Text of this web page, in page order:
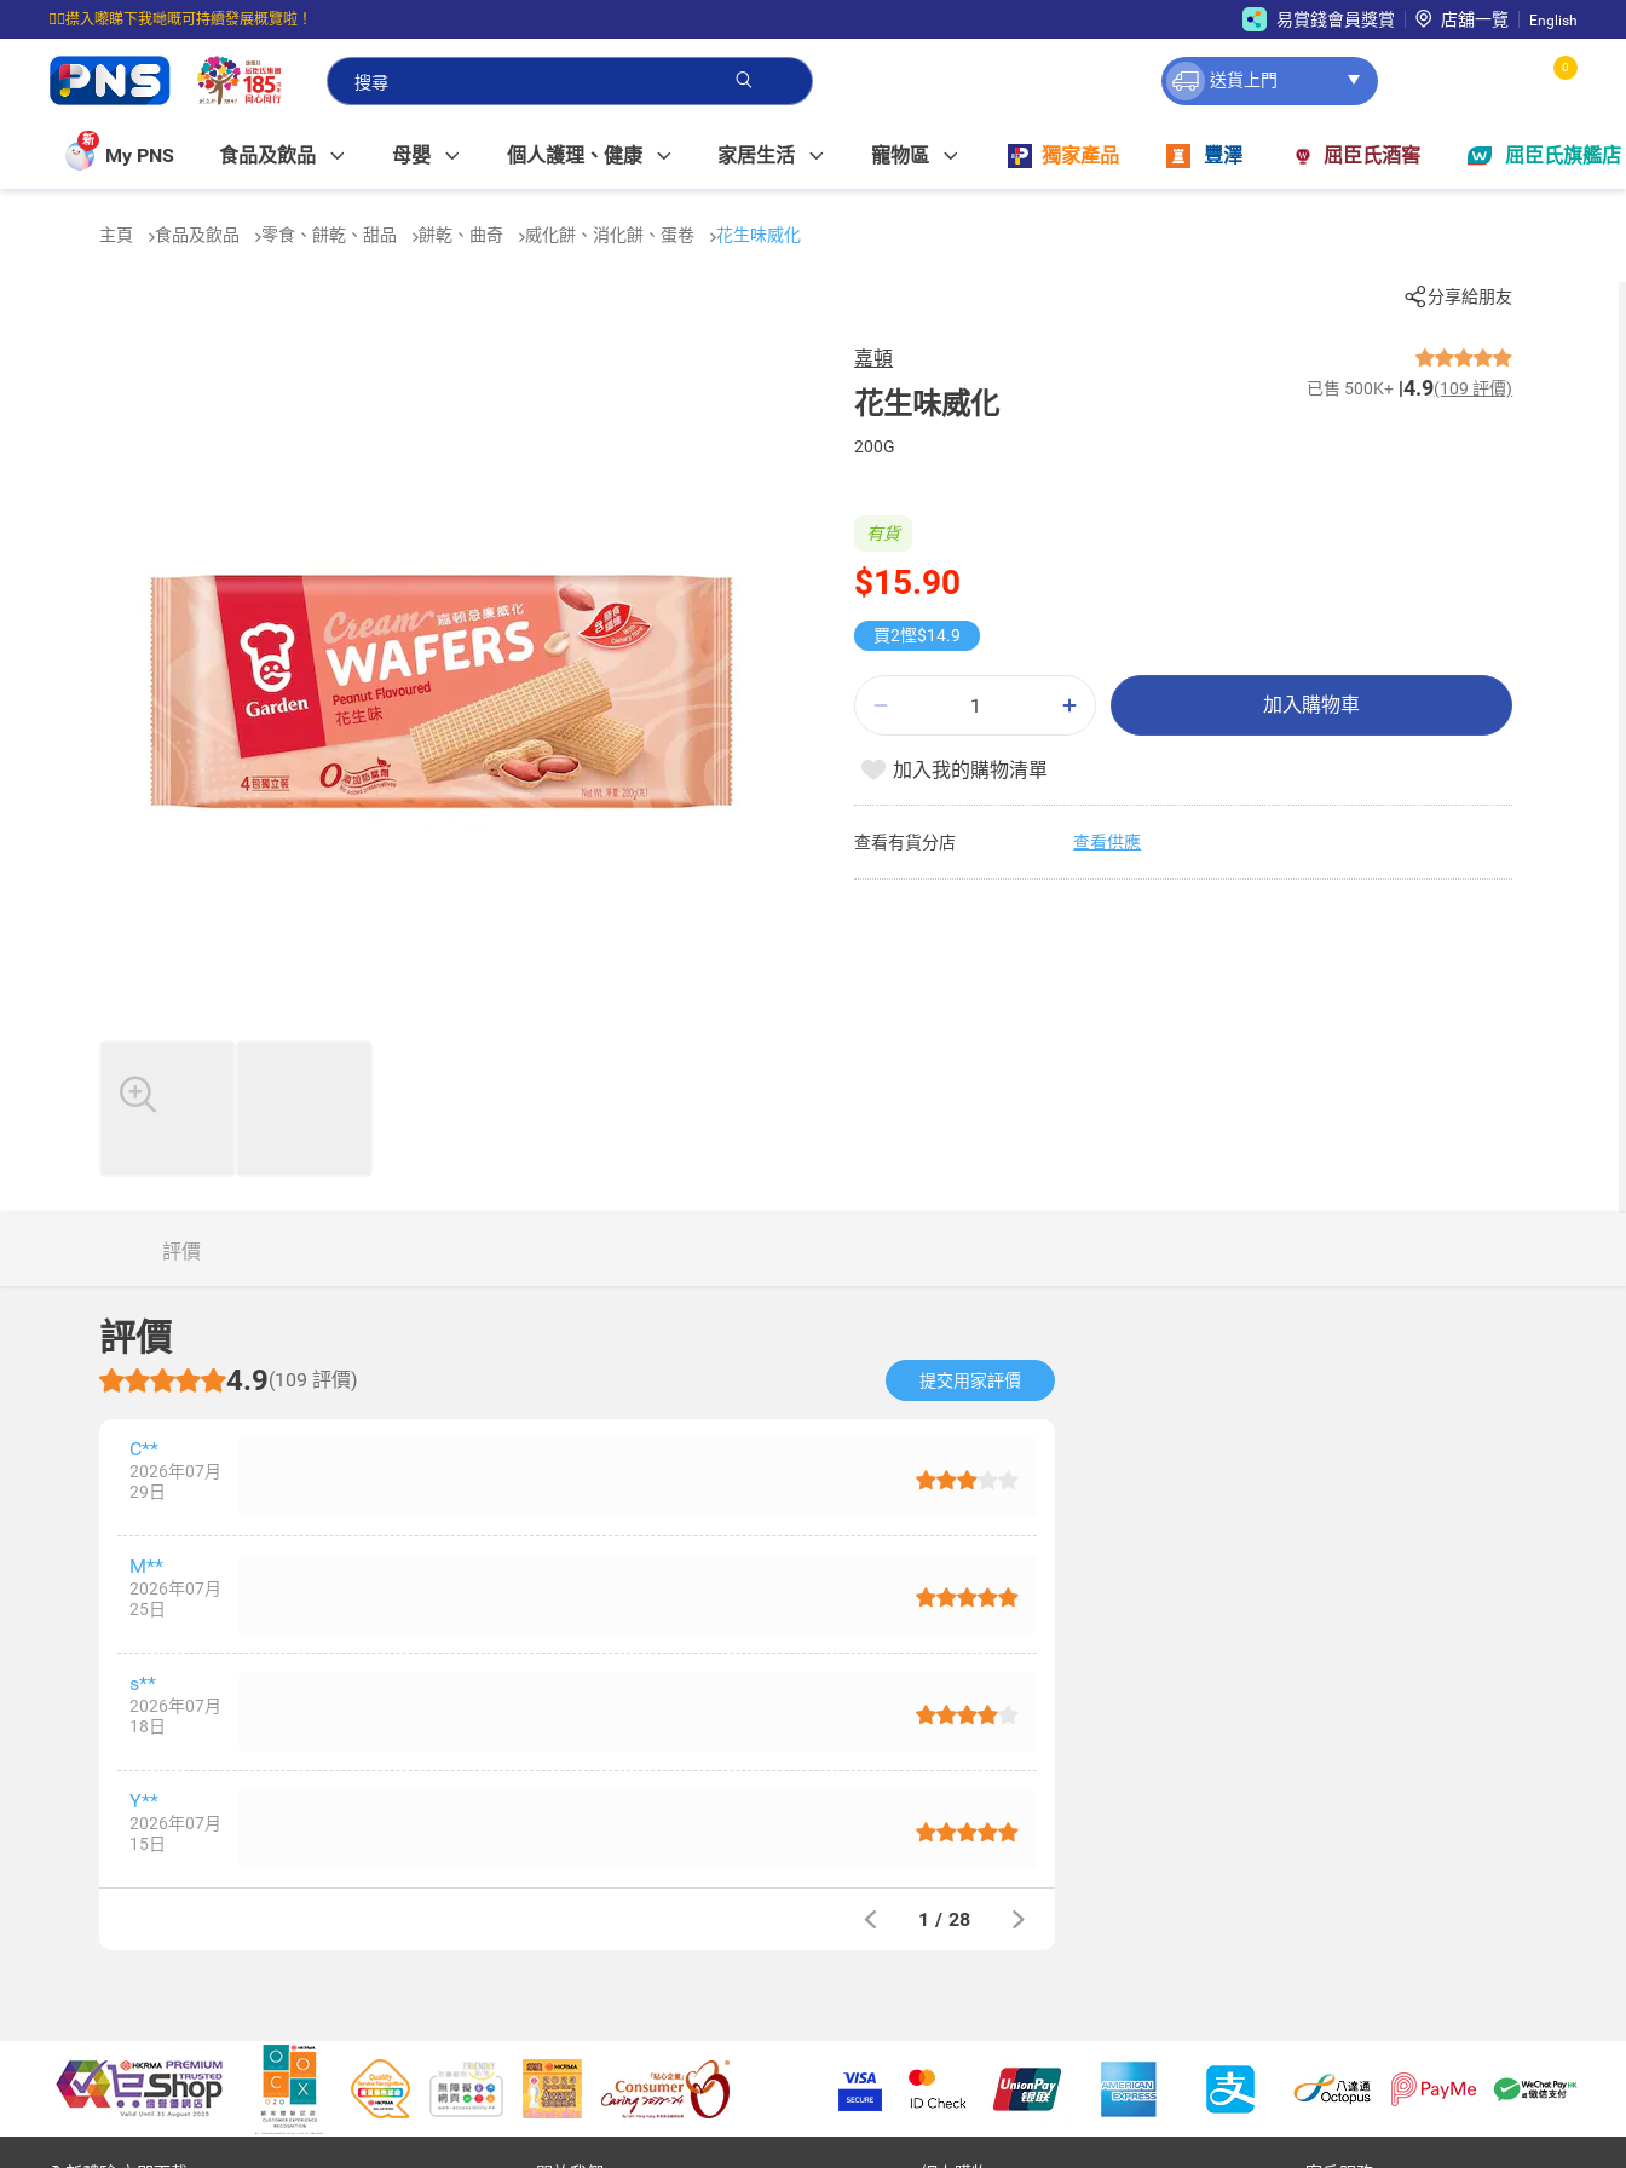
☝🏼㩒入嚟睇下我哋嘅可持續發展概覽啦！
⭐購物滿$399即享免費送貨；滿$100即可免費店取。
易賞錢會員獎賞 店舖一覽 English
送貨上門
0
新
My PNS 食品及飲品 母嬰 個人護理、健康 家居生活 寵物區 獨家產品 豐澤 屈臣氏酒窖 屈臣氏旗艦店
主頁 食品及飲品 零食、餅乾、甜品 餅乾、曲奇 威化餅、消化餅、蛋卷 花生味威化
分享給朋友
嘉頓
花生味威化 已售 500K+ 4.9(109 評價)
200G
$15.90
有貨
買2慳$14.9
加入購物車
加入我的購物清單
查看有貨分店 查看供應
評價
評價
4.9(109 評價) 提交用家評價​
C**
2026年07月
29日
M**
2026年07月
25日
s**
2026年07月
18日
Y**
2026年07月
15日
1 / 28